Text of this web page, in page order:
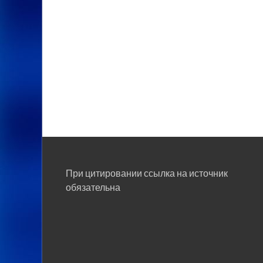
При цитировании ссылка на источник
обязательна